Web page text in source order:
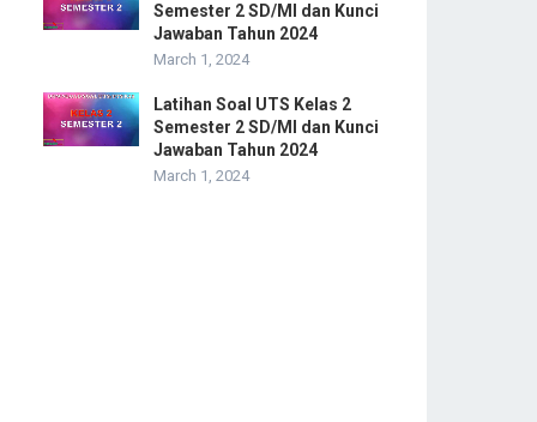
Semester 2 SD/MI dan Kunci
Jawaban Tahun 2024
March 1, 2024
Latihan Soal UTS Kelas 2
Semester 2 SD/MI dan Kunci
Jawaban Tahun 2024
March 1, 2024